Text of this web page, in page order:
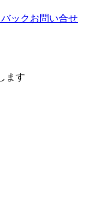
ックお問い合せ
ます